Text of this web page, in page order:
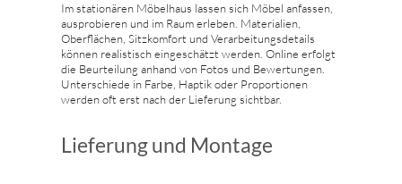
Im stationären Möbelhaus lassen sich Möbel anfassen,
ausprobieren und im Raum erleben. Materialien,
Oberflächen, Sitzkomfort und Verarbeitungsdetails
können realistisch eingeschätzt werden. Online erfolgt
die Beurteilung anhand von Fotos und Bewertungen.
Unterschiede in Farbe, Haptik oder Proportionen
werden oft erst nach der Lieferung sichtbar.
Lieferung und Montage